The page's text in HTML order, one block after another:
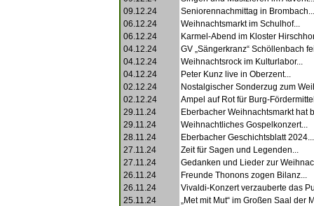
09.12.24
Seniorennachmittag in Brombach...
06.12.24
Weihnachtsmarkt im Schulhof...
06.12.24
Karmel-Abend im Kloster
04.12.24
GV „Sängerkranz“ Schöllenbach
04.12.24
Weihnachtsrock im Kulturlabor...
04.12.24
Peter Kunz live in Oberzent...
02.12.24
Nostalgischer Sonderzug zum
02.12.24
Ampel auf Rot für Burg-
29.11.24
Eberbacher Weihnachtsmarkt hat
29.11.24
Weihnachtliches Gospelkonzert...
28.11.24
Eberbacher Geschichtsblatt 2024...
27.11.24
Zeit für Sagen und Legenden...
27.11.24
Gedanken und Lieder zur
26.11.24
Freunde Thonons zogen Bilanz...
26.11.24
Vivaldi-Konzert verzauberte das
25.11.24
„Met mit Mut“ im Großen Saal der